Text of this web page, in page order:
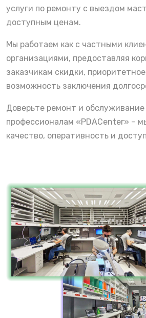
услуги по ремонту с выездом
доступным ценам.
Мы работаем как с частными
организациями, предоставляя
заказчикам скидки,
возможность заключения
Доверьте ремонт и
профессионалам «PDACenter» –
качество, оперативность и